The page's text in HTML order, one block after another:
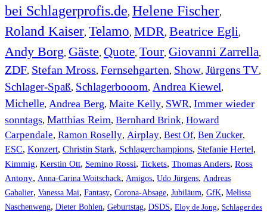
bei Schlagerprofis.de, Helene Fischer,
Roland Kaiser, Telamo, MDR, Beatrice Egli,
Andy Borg, Gäste, Quote, Tour, Giovanni Zarrella,
ZDF, Stefan Mross, Fernsehgarten, Show, Jürgens TV,
Schlager-Spaß, Schlagerbooom, Andrea Kiewel,
Michelle, Andrea Berg, Maite Kelly, SWR, Immer wieder
sonntags, Matthias Reim, Bernhard Brink, Howard
Carpendale, Ramon Roselly, Airplay, Best Of, Ben Zucker,
ESC, Konzert, Christin Stark, Schlagerchampions, Stefanie Hertel,
Kimmig, Kerstin Ott, Semino Rossi, Tickets, Thomas Anders, Ross
Antony, Anna-Carina Woitschack, Amigos, Udo Jürgens, Andreas
Gabalier, Vanessa Mai, Fantasy, Corona-Absage, Jubiläum, GfK, Melissa
Naschenweng, Dieter Bohlen, Geburtstag, DSDS, Eloy de Jong, Schlager des